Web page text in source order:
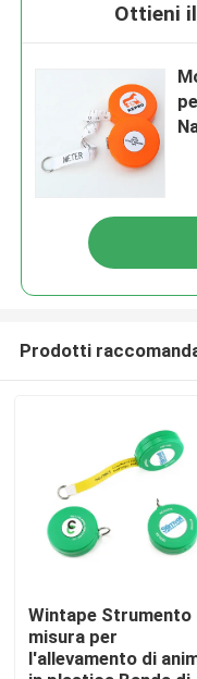
Casa
Prodotti
Circa noi
Ottieni
Prodotti
Wintape Strumento
misura per
l'allevamento di